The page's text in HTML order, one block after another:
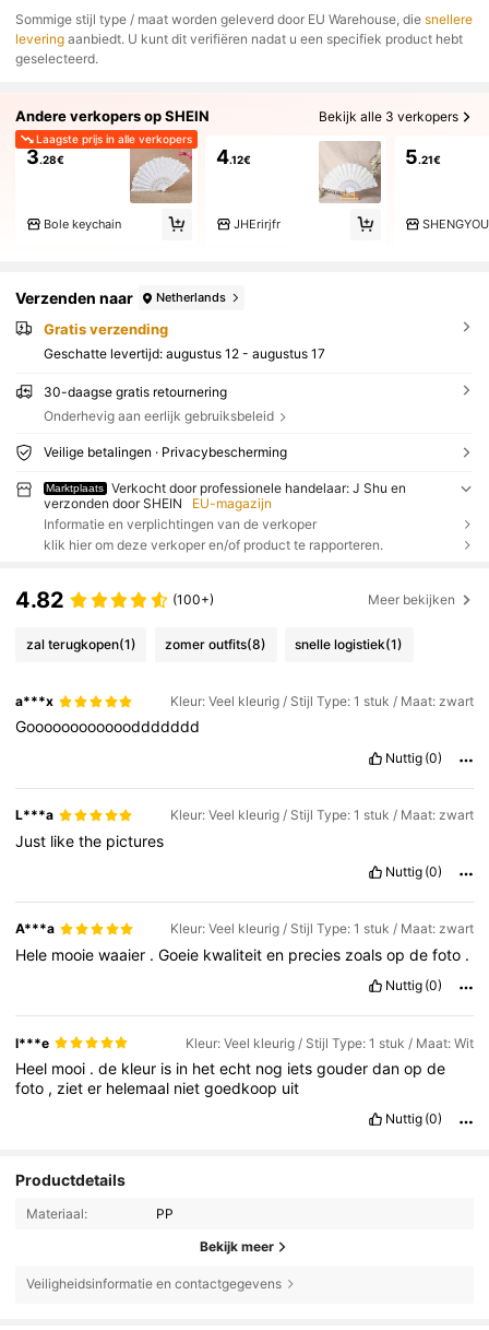
​Sommige stijl type / maat worden geleverd door EU Warehouse, diesnellere
levering aanbiedt. U kunt dit verifiëren nadat u een specifiek product hebt
geselecteerd.
Andere verkopers op SHEIN Bekijk alle 3 verkopers
Laagste prijs in alle verkopers
3.28€
Bole keychain
4.12€
JHErirjfr
5.21€
Verzenden naar Netherlands
Gratis verzending
Geschatte levertijd: augustus 12 - augustus 17
30-daagse gratis retournering
Onderhevig aan eerlijk gebruiksbeleid
Veilige betalingen · Privacybescherming
Marktplaats
Verkocht door professionele handelaar: J Shu en
verzonden door SHEIN
EU-magazijn
Informatie en verplichtingen van de verkoper
klik hier om deze verkoper en/of product te rapporteren.
4.82 (100+) Meer bekijken
zal terugkopen(1) zomer outfits(8) snelle logistiek(1)
a***x Kleur: Veel kleurig / Stijl Type: 1 stuk / Maat: zwart
Gooooooooooooddddddd
Nuttig (0)
L***a Kleur: Veel kleurig / Stijl Type: 1 stuk / Maat: zwart
Just likethe pictures
Nuttig (0)
A***a Kleur: Veel kleurig / Stijl Type: 1 stuk / Maat: zwart
Hele mooiewaaier .Goeie kwaliteiten precies zoalsopdefoto .
Nuttig (0)
l***e Kleur: Veel kleurig / Stijl Type: 1 stuk / Maat: Wit
Heel mooi .de kleur is in hetecht nog ietsgouderdanopde
foto , zieter helemaal nietgoedkoop uit
Nuttig (0)
Productdetails
Materiaal: PP
Bekijk meer
Veiligheidsinformatie en contactgegevens